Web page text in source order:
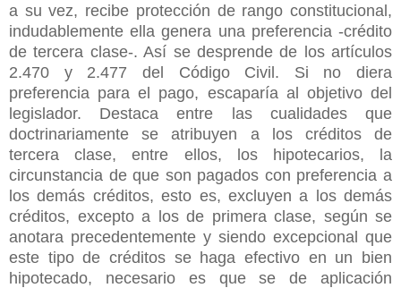
a su vez, recibe protección de rango constitucional,
indudablemente ella genera una preferencia -crédito
de tercera clase-. Así se desprende de los artículos
2.470 y 2.477 del Código Civil. Si no diera
preferencia para el pago, escaparía al objetivo del
legislador. Destaca entre las cualidades que
doctrinariamente se atribuyen a los créditos de
tercera clase, entre ellos, los hipotecarios, la
circunstancia de que son pagados con preferencia a
los demás créditos, esto es, excluyen a los demás
créditos, excepto a los de primera clase, según se
anotara precedentemente y siendo excepcional que
este tipo de créditos se haga efectivo en un bien
hipotecado, necesario es que se de aplicación